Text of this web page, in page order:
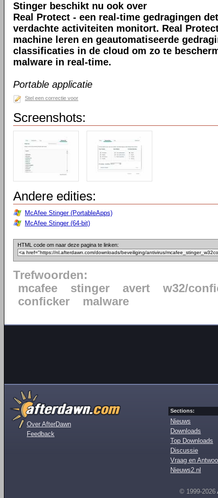
Stinger beschikt nu ook over
Real Protect - een real-time gedragingen
verdachte activiteiten monitort. Real
machine leren en geautomatiseerde
classificaties in de cloud om zo te
malware in real-time.
Portable applicatie
Stel een correctie voor
Screenshots:
Andere edities:
McAfee Stinger (PortableApps)
McAfee Stinger (64-bit)
HTML code om naar deze pagina te linken:
Trefwoorden:
mcafee
stinger avert
w32/
conficker
malware
Over AfterDawn
Feedback
Sections:
Nieuws
Downloads
Top Downloads
Discussie
Vraag en
Nieuws2.nl
© 1999-2026